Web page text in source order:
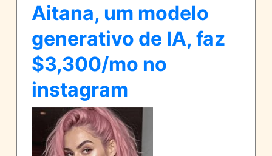
Aitana, um modelo
generativo de IA, faz
$3,300/mo no
instagram
image
thumb